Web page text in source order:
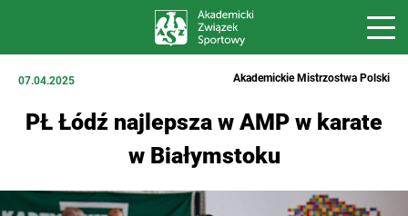
07.04.2025 Akademickie Mistrzostwa Polski
PŁ Łódź najlepsza w AMP w karate
w Białymstoku